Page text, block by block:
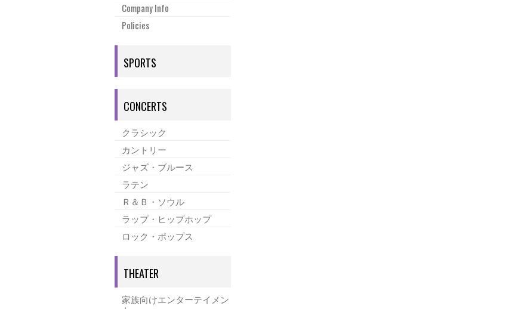
Company Info
Policies
SPORTS
CONCERTS
クラシック
カントリー
ジャズ・ブルース
ラテン
Ｒ＆Ｂ・ソウル
ラップ・ヒップホップ
ロック・ポップス
THEATER
家族向けエンターテイメン